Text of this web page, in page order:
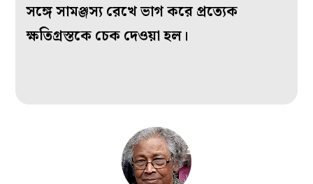
সঙ্গে সামঞ্জস্য রেখে ভাগ করে প্রত্যেক
ক্ষতিগ্রস্তকে চেক দেওয়া হল।